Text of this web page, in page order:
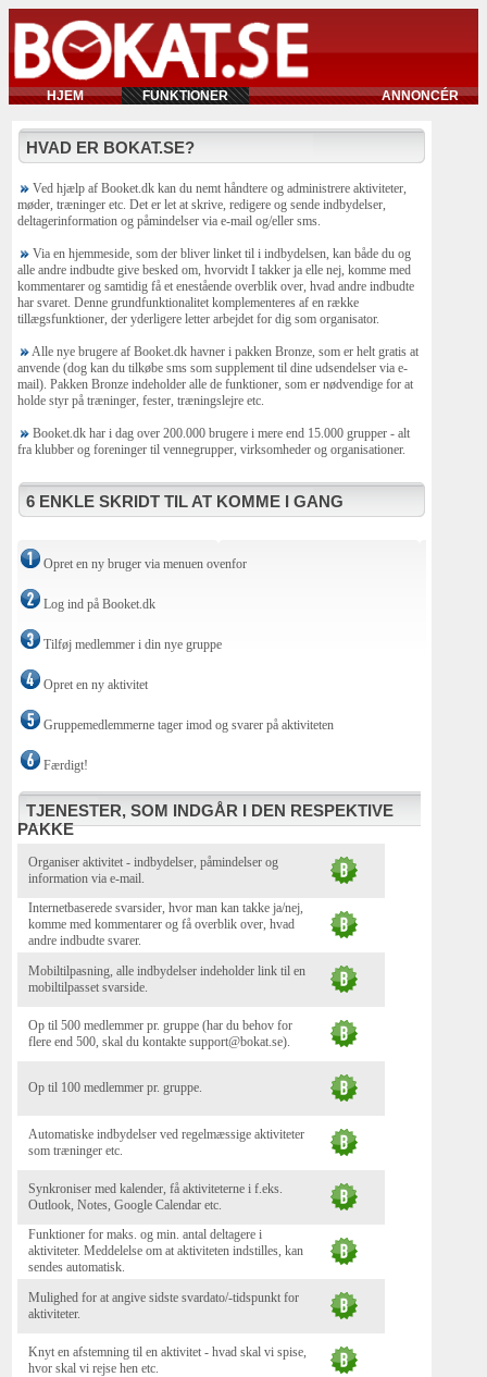
HJEM FUNKTIONER ANNONCÉR
HVAD ER BOKAT.SE?
Ved hjælp af Booket.dk kan du nemt håndtere og administrere aktiviteter,
møder, træninger etc. Det er let at skrive, redigere og sende indbydelser,
deltagerinformation og påmindelser via e-mail og/eller sms.
Via en hjemmeside, som der bliver linket til i indbydelsen, kan både du og
alle andre indbudte give besked om, hvorvidt I takker ja elle nej, komme med
kommentarer og samtidig få et enestående overblik over, hvad andre indbudte
har svaret. Denne grundfunktionalitet komplementeres af en række
tillægsfunktioner, der yderligere letter arbejdet for dig som organisator.
Alle nye brugere af Booket.dk havner i pakken Bronze, som er helt gratis at
anvende (dog kan du tilkøbe sms som supplement til dine udsendelser via e-
mail). Pakken Bronze indeholder alle de funktioner, som er nødvendige for at
holde styr på træninger, fester, træningslejre etc.
Booket.dk har i dag over 200.000 brugere i mere end 15.000 grupper - alt
fra klubber og foreninger til vennegrupper, virksomheder og organisationer.
6 ENKLE SKRIDT TIL AT KOMME I GANG
Opret en ny bruger via menuen ovenfor
Log ind på Booket.dk
Tilføj medlemmer i din nye gruppe
Opret en ny aktivitet
Gruppemedlemmerne tager imod og svarer på aktiviteten
Færdigt!
TJENESTER, SOM INDGÅR I DEN RESPEKTIVE
PAKKE
Organiser aktivitet - indbydelser, påmindelser og
information via e-mail.
Internetbaserede svarsider, hvor man kan takke ja/nej,
komme med kommentarer og få overblik over, hvad
andre indbudte svarer.
Mobiltilpasning, alle indbydelser indeholder link til en
mobiltilpasset svarside.
Op til 500 medlemmer pr. gruppe (har du behov for
flere end 500, skal du kontakte support@bokat.se).
Op til 100 medlemmer pr. gruppe.
Automatiske indbydelser ved regelmæssige aktiviteter
som træninger etc.
Synkroniser med kalender, få aktiviteterne i f.eks.
Outlook, Notes, Google Calendar etc.
Funktioner for maks. og min. antal deltagere i
aktiviteter. Meddelelse om at aktiviteten indstilles, kan
sendes automatisk.
Mulighed for at angive sidste svardato/-tidspunkt for
aktiviteter.
Knyt en afstemning til en aktivitet - hvad skal vi spise,
hvor skal vi rejse hen etc.